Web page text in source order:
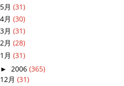
5月 (31)
4月 (30)
3月 (31)
2月 (28)
1月 (31)
► 2006 (365)
12月 (31)